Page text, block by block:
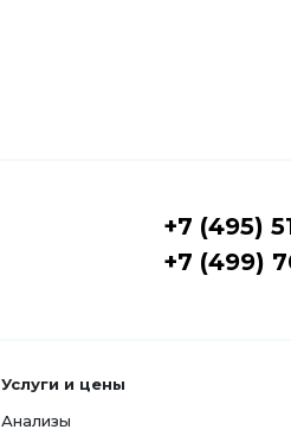
+7 (495)
+7 (499)
Услуги и цены
Анализы